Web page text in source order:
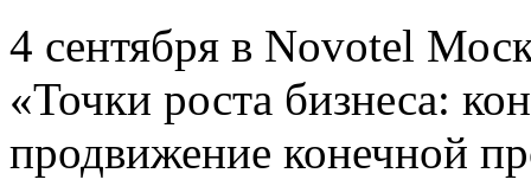
4 сентября в Novotel
«Точки роста бизнеса:
продвижение конечной